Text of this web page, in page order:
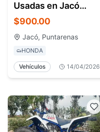
Usadas en Jacó
Costa Rica – Venta y
Clasificados
$900.00
Jacó, Puntarenas
HONDA
Vehículos 14/04/2026